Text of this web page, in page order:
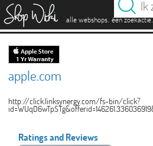
alle webshops. één zoekactie.
apple.com
http://click.linksynergy.com/fs-bin/click?
Ratings and Reviews